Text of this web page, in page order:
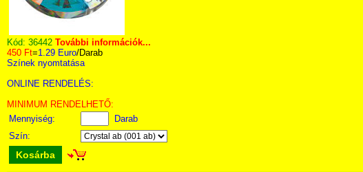
Kód: 36442 További információk...
450 Ft=1.29 Euro/Darab
Színek nyomtatása
ONLINE RENDELÉS:
MINIMUM RENDELHETŐ:
Mennyiség:
Darab
Szín:
Kosárba